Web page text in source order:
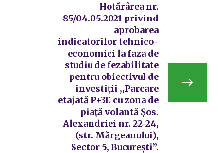
Hotărârea nr.
85/04.05.2021 privind
aprobarea
indicatorilor tehnico-
economici la faza de
studiu de fezabilitate
pentru obiectivul de
investiții ,,Parcare
etajată P+3E cu zona de
piață volantă Șos.
Alexandriei nr. 22-24,
(str. Mărgeanului),
Sector 5, București”.